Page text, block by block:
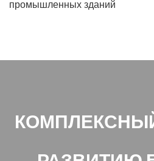
промышленных зданий